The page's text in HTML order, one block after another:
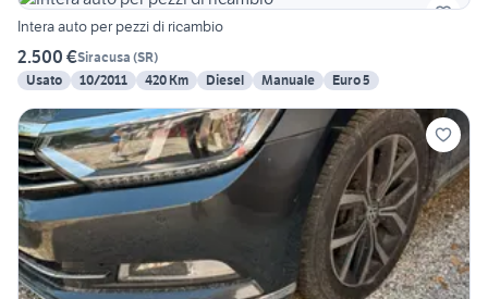
Intera auto per pezzi di ricambio
2.500 €Siracusa (SR)
Usato
10/2011 420 Km Diesel Manuale Euro 5